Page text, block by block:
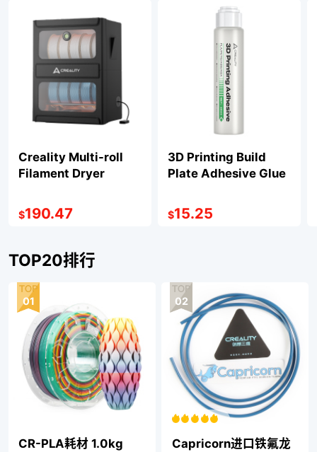
Creality Multi-roll
Filament Dryer
$190.47
3D Printing Build
Plate Adhesive Glue
$15.25
TOP20排行
CR-PLA耗材 1.0kg
01
Capricorn进口铁氟龙
02